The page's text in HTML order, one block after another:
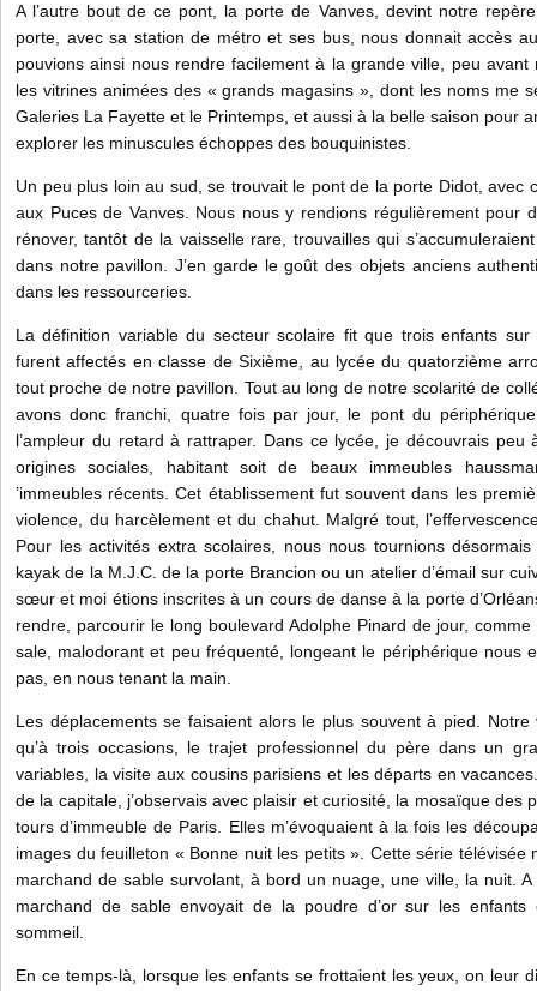
A l’autre bout de ce pont, la porte de Vanves, devint notre
porte, avec sa station de métro et ses bus, nous donnait accès
pouvions ainsi nous rendre facilement à la grande ville, peu
les vitrines animées des « grands magasins », dont les noms me
Galeries La Fayette et le Printemps, et aussi à la belle saison pour
explorer les minuscules échoppes des bouquinistes.
Un peu plus loin au sud, se trouvait le pont de la porte Didot, avec
aux Puces de Vanves. Nous nous y rendions régulièrement pour
rénover, tantôt de la vaisselle rare, trouvailles qui
dans notre pavillon. J’en garde le goût des objets anciens
dans les ressourceries.
La définition variable du secteur scolaire fit que trois enfants
furent affectés en classe de Sixième, au lycée du quatorzième
tout proche de notre pavillon. Tout au long de notre scolarité de
avons donc franchi, quatre fois par jour, le pont du
l’ampleur du retard à rattraper. Dans ce lycée, je découvrais
origines sociales, habitant soit de beaux immeubles
’immeubles récents. Cet établissement fut souvent dans les
violence, du harcèlement et du chahut. Malgré tout,
Pour les activités extra scolaires, nous nous tournions
kayak de la M.J.C. de la porte Brancion ou un atelier d’émail sur
sœur et moi étions inscrites à un cours de danse à la porte
rendre, parcourir le long boulevard Adolphe Pinard de jour,
sale, malodorant et peu fréquenté, longeant le périphérique nous
pas, en nous tenant la main.
Les déplacements se faisaient alors le plus souvent à pied.
qu’à trois occasions, le trajet professionnel du père dans un
variables, la visite aux cousins parisiens et les départs en
de la capitale, j’observais avec plaisir et curiosité, la mosaïque des
tours d’immeuble de Paris. Elles m’évoquaient à la fois les
images du feuilleton « Bonne nuit les petits ». Cette série télévisée
marchand de sable survolant, à bord un nuage, une ville, la nuit.
marchand de sable envoyait de la poudre d’or sur les enfants
sommeil.
En ce temps-là, lorsque les enfants se frottaient les yeux, on leur